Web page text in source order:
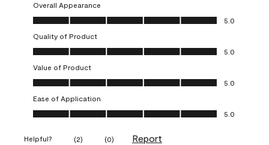
Overall Appearance
Overall Appearance, 5.0 out of 5
5.0
Quality of Product
Quality of Product, 5.0 out of 5
5.0
Value of Product
Value of Product, 5.0 out of 5
5.0
Ease of Application
Ease of Application, 5.0 out of 5
5.0
Helpful? (2) (0) Report